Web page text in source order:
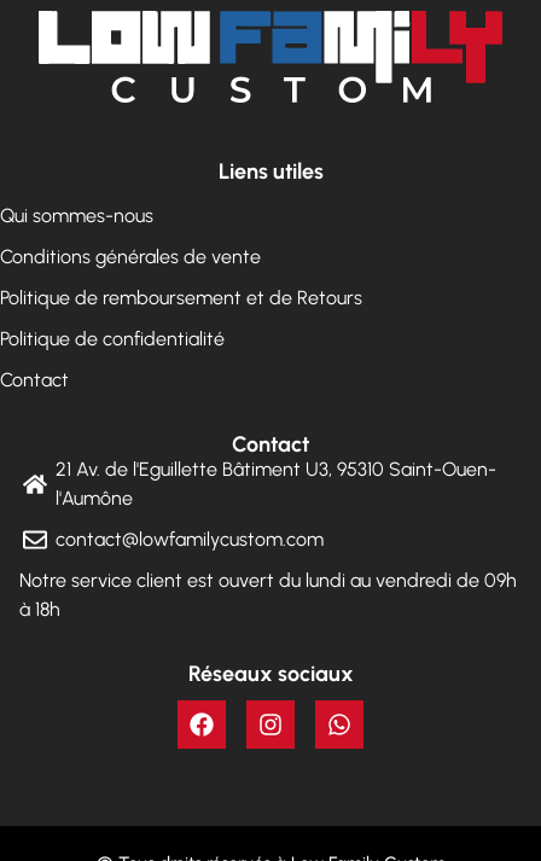
Liens utiles
Qui sommes-nous
Conditions générales de vente
Politique de remboursement et de Retours
Politique de confidentialité
Contact
Contact
21 Av. de l'Eguillette Bâtiment U3, 95310 Saint-Ouen-
l'Aumône
contact@lowfamilycustom.com
Notre service client est ouvert du lundi au vendredi de 09h
à 18h
Réseaux sociaux